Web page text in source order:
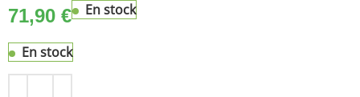
71,90 € En stock
En stock